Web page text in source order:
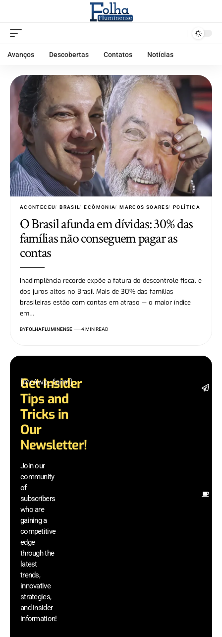
Avanços Descobertas Contatos Notícias
ACONTECEU BRASIL ECÔMONIA MARCOS SOARES POLÍTICA
O Brasil afunda em dívidas: 30% das
famílias não conseguem pagar as
contas
Inadimplência recorde expõe a fatura do descontrole fiscal e
dos juros altos no Brasil Mais de 30% das famílias
brasileiras estão com contas em atraso — o maior índice
em…
BYFOLHAFLUMINENSE 4 MIN READ
Get Insider
Tips and
Tricks in
Our
Newsletter!
Join our
community
of
subscribers
who are
gaining a
competitive
edge
through the
latest
trends,
innovative
strategies,
and insider
information!
[mc4wp_form]